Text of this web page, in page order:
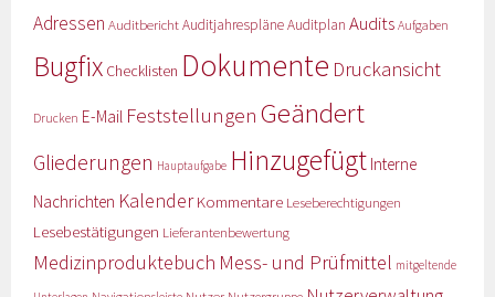
Adressen AuditberichtAuditjahrespläneAuditplan Audits Aufgaben
Bugfix Checklisten Dokumente Druckansicht
Drucken E-Mail Feststellungen Geändert
Gliederungen Hauptaufgabe Hinzugefügt Interne
Nachrichten KalenderKommentare Leseberechtigungen
Lesebestätigungen Lieferantenbewertung
Medizinproduktebuch Mess- und Prüfmittel mitgeltende